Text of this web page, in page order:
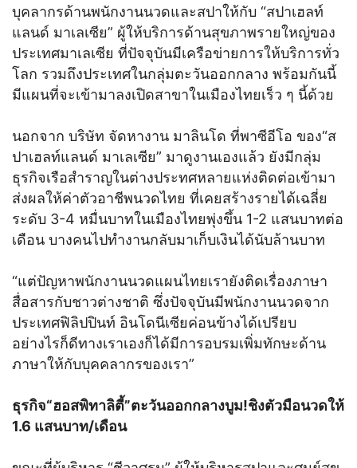
บุคลากรด้านพนักงานนวดและสปาให้กับ “สปาเฮลท์
แลนด์ มาเลเซีย” ผู้ให้บริการด้านสุขภาพรายใหญ่ของ
ประเทศมาเลเซีย ที่ปัจจุบันมีเครือข่ายการให้บริการทั่ว
โลก รวมถึงประเทศในกลุ่มตะวันออกกลาง พร้อมกันนี้
มีแผนที่จะเข้ามาลงเปิดสาขาในเมืองไทยเร็ว ๆ นี้ด้วย
นอกจาก บริษัท จัดหางาน มาลินโด ที่พาซีอีโอ ของ“ส
ปาเฮลท์แลนด์ มาเลเซีย” มาดูงานเองแล้ว ยังมีกลุ่ม
ธุรกิจเรือสำราญในต่างประทศหลายแห่งติดต่อเข้ามา
ส่งผลให้ค่าตัวอาชีพนวดไทย ที่เคยสร้างรายได้เฉลี่ย
ระดับ 3-4 หมื่นบาทในเมืองไทยพุ่งขึ้น 1-2 แสนบาทต่อ
เดือน บางคนไปทำงานกลับมาเก็บเงินได้นับล้านบาท
“แต่ปัญหาพนักงานนวดแผนไทยเรายังติดเรื่องภาษา
สื่อสารกับชาวต่างชาติ ซึ่งปัจจุบันมีพนักงานนวดจาก
ประเทศฟิลิปปินท์ อินโดนีเซียค่อนข้างได้เปรียบ
อย่างไรก็ดีทางเราเองก็ได้มีการอบรมเพิ่มทักษะด้าน
ภาษาให้กับบุคคลากรของเรา”
ธุรกิจ“ฮอสพิทาลิตี้”ตะวันออกกลางบูม!ชิงตัวมือนวดให้
1.6 แสนบาท/เดือน